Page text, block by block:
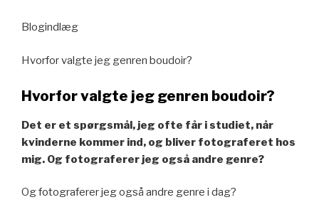
Blogindlæg
Hvorfor valgte jeg genren boudoir?
Hvorfor valgte jeg genren boudoir?
Det er et spørgsmål, jeg ofte får i studiet, når
kvinderne kommer ind, og bliver fotograferet hos
mig. Og fotograferer jeg også andre genre?
Og fotograferer jeg også andre genre i dag?